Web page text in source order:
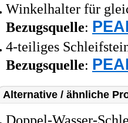
Winkelhalter für
Bezugsquelle:
4-teiliges
Bezugsquelle:
Alternative / ähnliche